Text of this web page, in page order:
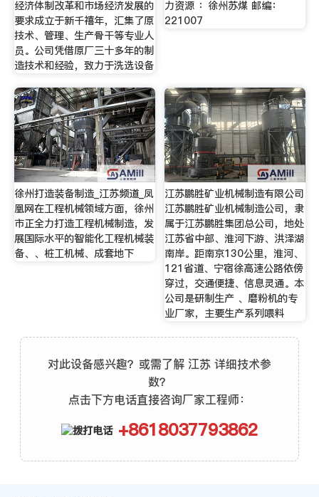
经济体制改革和市场经济发展的
要求成立于新千禧年，汇集了原
技术、管理、生产骨干等专业人
员。公司凭借原厂三十多年的制
造技术和经验，致力于洗选设备
力资源 ：徐州苏煤 邮编：
221007
徐州打造装备制造_江苏频道_凤
凰网在工程机械领域方面，徐州
市正全力打造工程机械制造，发
展国际水平的智能化工程机械装
备、、桩工机械、成套地下
江苏鹏胜矿业机械制造有限公司
江苏鹏胜矿业机械制造公司，隶
属于江苏鹏胜集团总公司，地处
江苏省中部、淮河下游、洪泽湖
南岸。距南京130公里，淮河、
121省道、宁宿徐高速公路依傍
穿过，交通便捷、信息灵通。本
公司是研制生产 、磨粉机的专
业厂家，主要生产系列喂料
对此设备感兴趣？或需了解 江苏 详细技术参
数？
点击下方电话直接咨询厂家工程师：
+8618037793862